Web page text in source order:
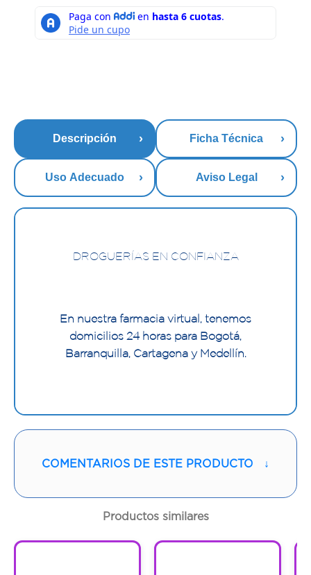
Descripción Ficha Técnica
Uso Adecuado Aviso Legal
DROGUERÍAS EN CONFIANZA
En nuestra farmacia virtual, tenemos
domicilios 24 horas para Bogotá,
Barranquilla, Cartagena y Medellín.
COMENTARIOS DE ESTE PRODUCTO ↓
Productos similares